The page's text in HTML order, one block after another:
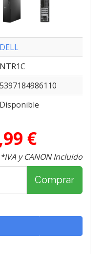
DELL
NTR1C
5397184986110
Disponible
€
*IVA y CANON Incluido
Comprar